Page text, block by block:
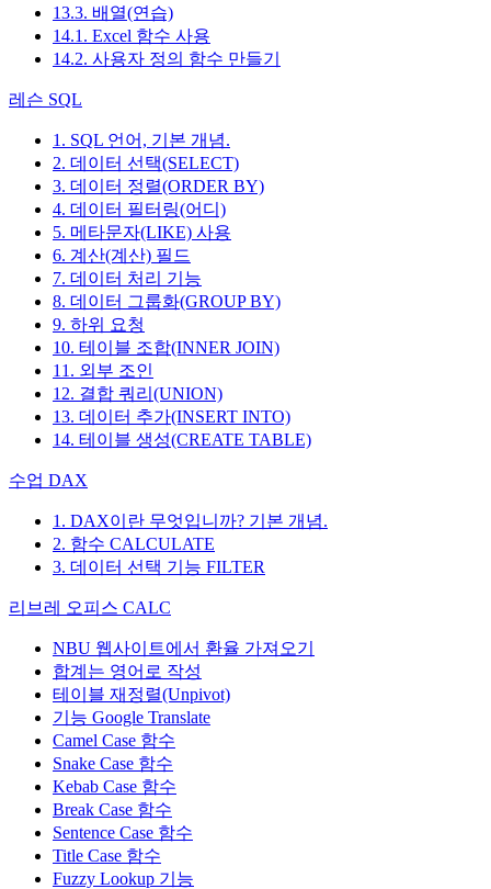
13.3. 배열(연습)
14.1. Excel 함수 사용
14.2. 사용자 정의 함수 만들기
레슨 SQL
1. SQL 언어, 기본 개념.
2. 데이터 선택(SELECT)
3. 데이터 정렬(ORDER BY)
4. 데이터 필터링(어디)
5. 메타문자(LIKE) 사용
6. 계산(계산) 필드
7. 데이터 처리 기능
8. 데이터 그룹화(GROUP BY)
9. 하위 요청
10. 테이블 조합(INNER JOIN)
11. 외부 조인
12. 결합 쿼리(UNION)
13. 데이터 추가(INSERT INTO)
14. 테이블 생성(CREATE TABLE)
수업 DAX
1. DAX이란 무엇입니까? 기본 개념.
2. 함수 CALCULATE
3. 데이터 선택 기능 FILTER
리브레 오피스 CALC
NBU 웹사이트에서 환율 가져오기
합계는 영어로 작성
테이블 재정렬(Unpivot)
기능 Google Translate
Camel Case 함수
Snake Case 함수
Kebab Case 함수
Break Case 함수
Sentence Case 함수
Title Case 함수
Fuzzy Lookup 기능